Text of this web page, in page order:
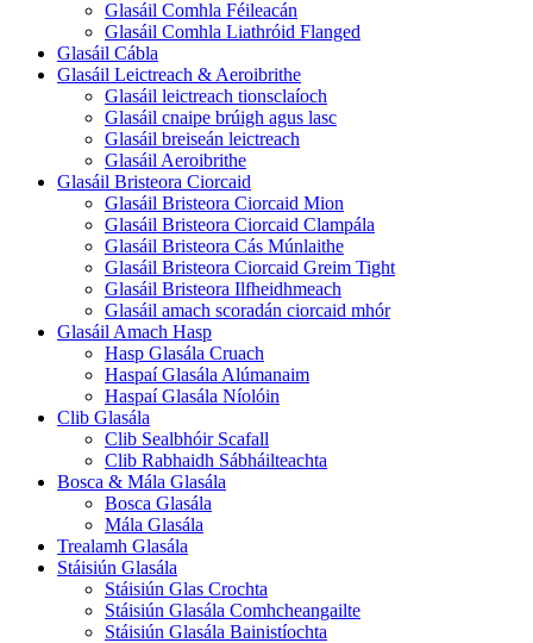
Glasáil Comhla Féileacán
Glasáil Comhla Liathróid Flanged
Glasáil Cábla
Glasáil Leictreach & Aeroibrithe
Glasáil leictreach tionsclaíoch
Glasáil cnaipe brúigh agus lasc
Glasáil breiseán leictreach
Glasáil Aeroibrithe
Glasáil Bristeora Ciorcaid
Glasáil Bristeora Ciorcaid Mion
Glasáil Bristeora Ciorcaid Clampála
Glasáil Bristeora Cás Múnlaithe
Glasáil Bristeora Ciorcaid Greim Tight
Glasáil Bristeora Ilfheidhmeach
Glasáil amach scoradán ciorcaid mhór
Glasáil Amach Hasp
Hasp Glasála Cruach
Haspaí Glasála Alúmanaim
Haspaí Glasála Níolóin
Clib Glasála
Clib Sealbhóir Scafall
Clib Rabhaidh Sábháilteachta
Bosca & Mála Glasála
Bosca Glasála
Mála Glasála
Trealamh Glasála
Stáisiún Glasála
Stáisiún Glas Crochta
Stáisiún Glasála Comhcheangailte
Stáisiún Glasála Bainistíochta